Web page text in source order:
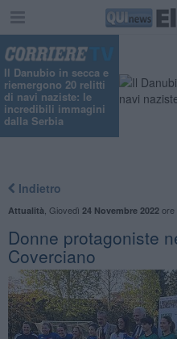
Il Danubio in secca e
riemergono 20 relitti
di navi naziste: le
incredibili immagini
dalla Serbia
Indietro
Attualità Giovedì 24 Novembre 2022ore
Donne protagoniste
Coverciano